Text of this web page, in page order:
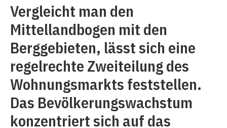
Vergleicht man den
Mittellandbogen mit den
Berggebieten, lässt sich eine
regelrechte Zweiteilung des
Wohnungsmarkts feststellen.
Das Bevölkerungswachstum
konzentriert sich auf das